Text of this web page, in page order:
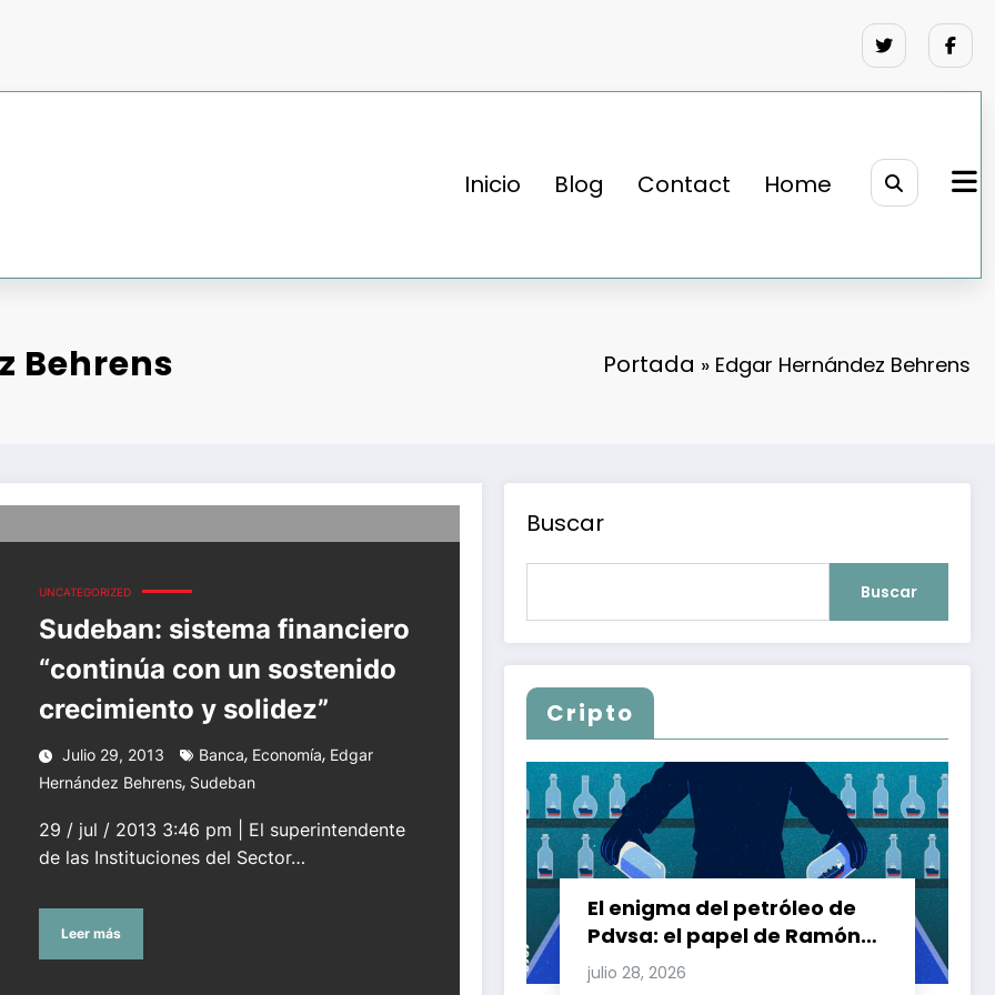
Inicio Blog Contact Home
Behrens Portada » Edgar Hernández Behrens
UNCATEGORIZED
Sudeban: sistema financiero
“continúa con un sostenido
crecimiento y solidez”
Julio 29, 2013 Banca, Economía, Edgar
Hernández Behrens, Sudeban
29 / jul / 2013 3:46 pm | El superintendente
de las Instituciones del Sector…
Leer más
Buscar
Buscar
Cripto
El enigma del petróleo de
Pdvsa: el papel de Ramón
Carretero en el triángulo de
julio 28, 2026